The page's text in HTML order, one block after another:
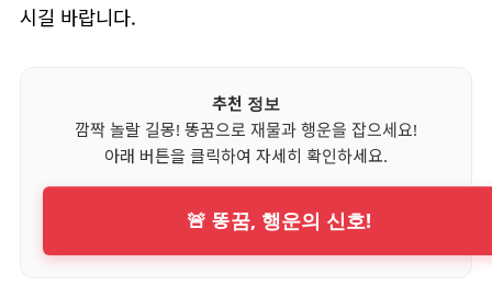
시길 바랍니다.
추천 정보
깜짝 놀랄 길몽! 똥꿈으로 재물과 행운을 잡으세요!
아래 버튼을 클릭하여 자세히 확인하세요.
🚨 똥꿈, 행운의 신호!